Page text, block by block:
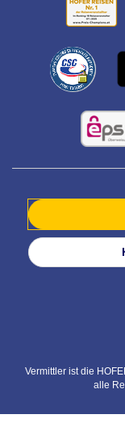
Vermittler ist die
alle